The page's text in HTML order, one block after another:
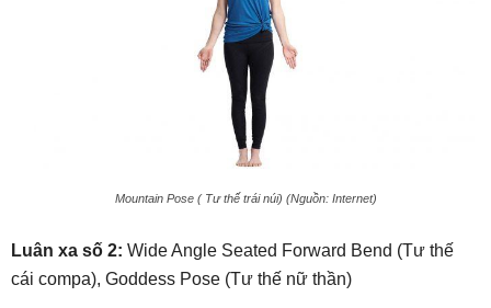
Mountain Pose ( Tư thế trái núi) (Nguồn: Internet)
Luân xa số 2: Wide Angle Seated Forward Bend (Tư thế
cái compa), Goddess Pose (Tư thế nữ thần)